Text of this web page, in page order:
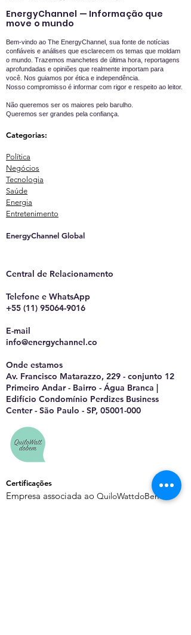
EnergyChannel — Informação que
move o mundo
Bem-vindo ao The EnergyChannel, sua fonte de notícias
confiáveis e análises que esclarecem os temas que moldam
o mundo. Trazemos manchetes de última hora, reportagens
aprofundadas e opiniões que realmente importam para
você. Nos guiamos por ética e independência.
Nosso compromisso é informar com rigor e respeito ao leitor.
Não queremos ser os maiores pelo barulho.
Queremos ser grandes pela confiança.
Categorias:
Política
Negócios
Tecnologia
Saúde
Energia
Entretenimento
EnergyChannel Global​
Central de Relacionamento
Telefone e WhatsApp
+55 (11) 95064-9016
E-mail
info@energychannel.co
Onde estamos
Av. Francisco Matarazzo, 229 - conjunto 12
Primeiro Andar - Bairro - Água Branca |
Edifício Condomínio Perdizes Business
Center - São Paulo - SP, 05001-000
Certificações
Empresa associada ao QuiloWattdoBem